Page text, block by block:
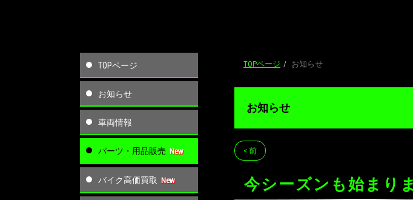
TOPページ
お知らせ
車両情報
パーツ・用品販売
バイク高価買取
TOPページ お知らせ
お知らせ
< 前
今シーズンも始まり